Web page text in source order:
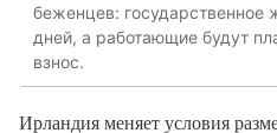
беженцев: государственное
дней, а работающие будут
взнос.
Ирландия меняет условия